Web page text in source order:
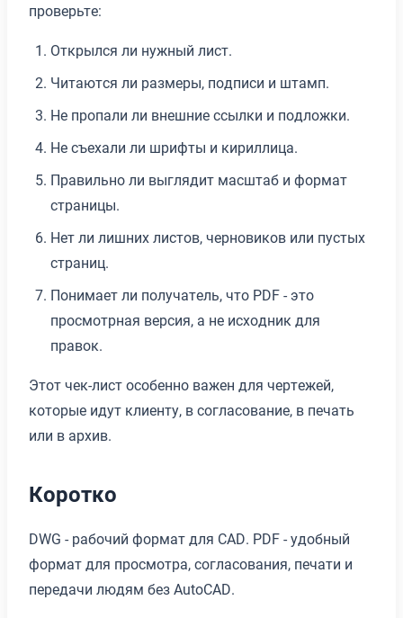
проверьте:
Открылся ли нужный лист.
Читаются ли размеры, подписи и штамп.
Не пропали ли внешние ссылки и подложки.
Не съехали ли шрифты и кириллица.
Правильно ли выглядит масштаб и формат
страницы.
Нет ли лишних листов, черновиков или пустых
страниц.
Понимает ли получатель, что PDF - это
просмотрная версия, а не исходник для
правок.
Этот чек-лист особенно важен для чертежей,
которые идут клиенту, в согласование, в печать
или в архив.
Коротко
DWG - рабочий формат для CAD. PDF - удобный
формат для просмотра, согласования, печати и
передачи людям без AutoCAD.